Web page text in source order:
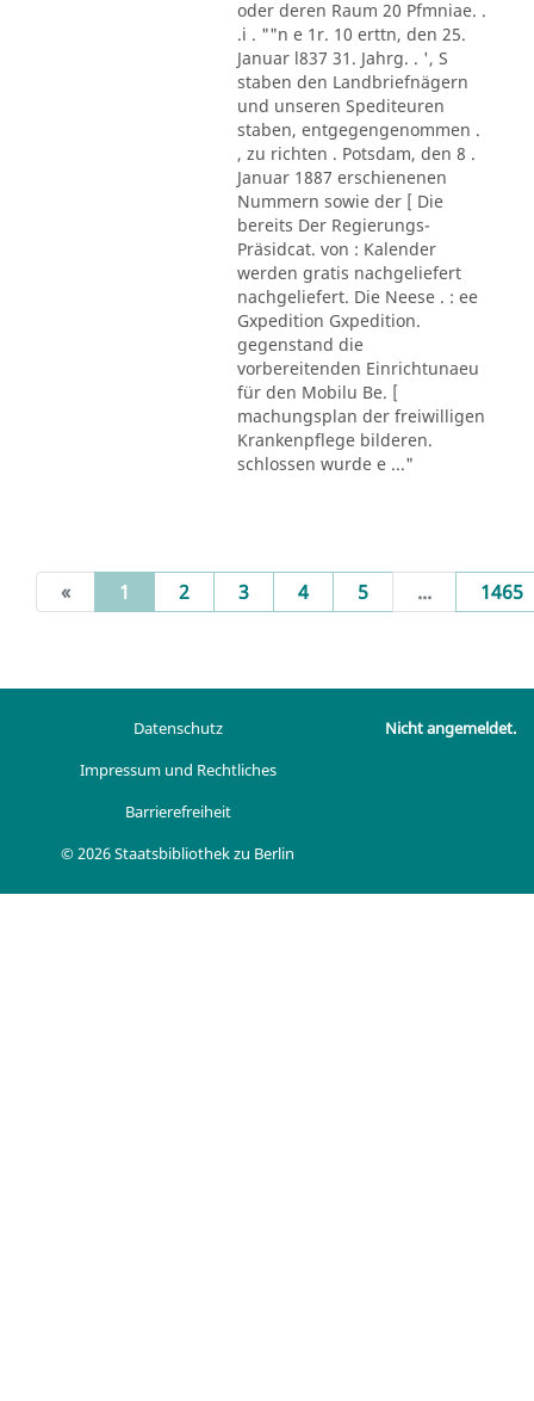
oder deren Raum 20 Pfmniae. .
.i . ""n e 1r. 10 erttn, den 25.
Januar l837 31. Jahrg. . ', S
staben den Landbriefnägern
und unseren Spediteuren
staben, entgegengenommen .
, zu richten . Potsdam, den 8 .
Januar 1887 erschienenen
Nummern sowie der [ Die
bereits Der Regierungs-
Präsidcat. von : Kalender
werden gratis nachgeliefert
nachgeliefert. Die Neese . : ee
Gxpedition Gxpedition.
gegenstand die
vorbereitenden Einrichtunaeu
für den Mobilu Be. [
machungsplan der freiwilligen
Krankenpflege bilderen.
schlossen wurde e ..."
« 1 (current)
2 3 4 5 ... 1465
Datenschutz
Impressum und Rechtliches
Barrierefreiheit
© 2026 Staatsbibliothek zu Berlin
Nicht angemeldet.